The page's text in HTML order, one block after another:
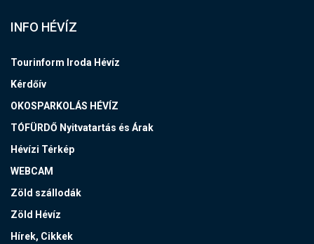
INFO HÉVÍZ
Tourinform Iroda Hévíz
Kérdőív
OKOSPARKOLÁS HÉVÍZ
TÓFÜRDŐ Nyitvatartás és Árak
Hévízi Térkép
WEBCAM
Zöld szállodák
Zöld Hévíz
Hírek, Cikkek